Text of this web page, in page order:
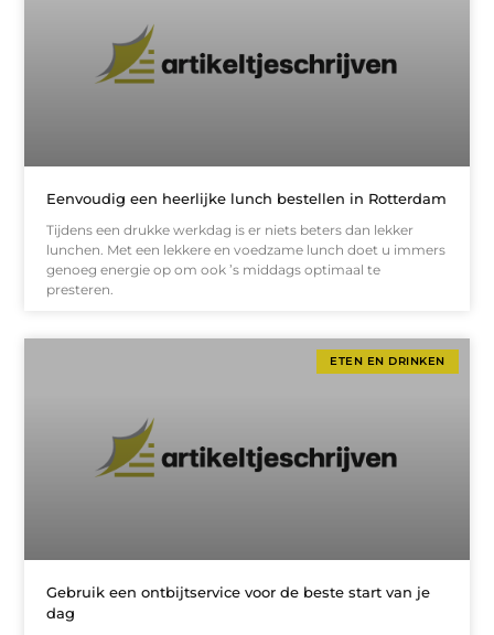
Eenvoudig een heerlijke lunch bestellen in Rotterdam
Tijdens een drukke werkdag is er niets beters dan lekker
lunchen. Met een lekkere en voedzame lunch doet u immers
genoeg energie op om ook ’s middags optimaal te
presteren.
ETEN EN DRINKEN
Gebruik een ontbijtservice voor de beste start van je
dag